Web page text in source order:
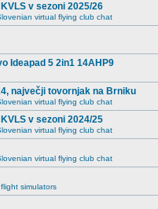
v sezoni 2025/26
virtual flying club chat
Ideapad 5 2in1 14AHP9
največji tovornjak na Brniku
virtual flying club chat
v sezoni 2024/25
virtual flying club chat
virtual flying club chat
simulators